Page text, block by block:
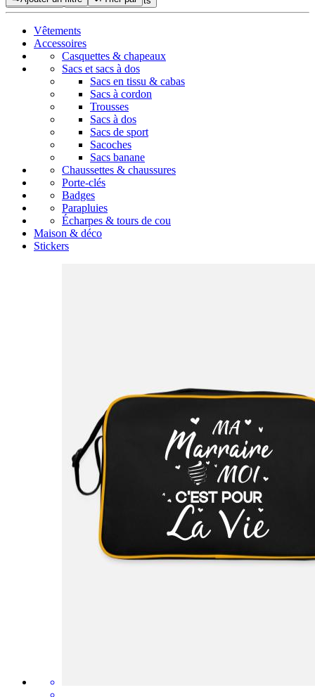
Vêtements
Accessoires
Casquettes & chapeaux
Sacs et sacs à dos
Sacs en tissu & cabas
Sacs à cordon
Trousses
Sacs à dos
Sacs de sport
Sacoches
Sacs banane
Chaussettes & chaussures
Porte-clés
Badges
Parapluies
Écharpes & tours de cou
Maison & déco
Stickers